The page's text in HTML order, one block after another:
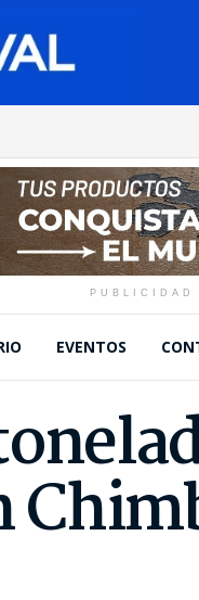
PUBLICIDAD
EVENTOS